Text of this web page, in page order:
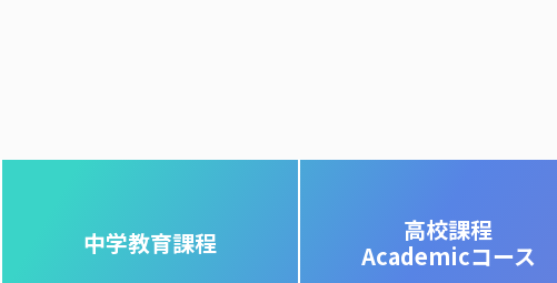
中学教育課程
高校課程
Academicコース